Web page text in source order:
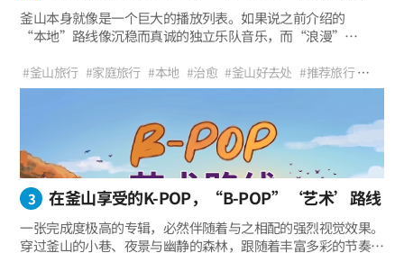
釜山本身就像是一个巨大的播放列表。如果说之前介绍的
“本地”路线像沉稳而真诚的独立乐队音乐，而“浪漫”
（Healing）”路线，则像是一首温暖的原声抒情歌，
安抚着疲惫的心灵。 在繁忙的日常生活中，
纯粹地寻找属于自己的节奏。就像最近的K-POP一样，
在华丽的舞台表演背后，
蕴含着抚慰和治愈听众内心信息的歌曲也深受人们喜爱。
这次B-POP“治愈”路线是一趟稍微远离喧嚣市中心，
追寻森林、水流、古朴传统以及温暖人情味的旅程。
从平静的湖泊出发，经过高山和寺庙，
一直延伸到日常的散步路和充满人情味的市场小巷。
走在这条路上，
高山与水流交融的完美视觉与听觉休息 ‧ 抛开华丽，
充实内心的古朴釜山隐藏魅力 ‧ 卸下心理包袱，遇见完整
“自我”的慰藉时光
#釜山旅行 #家庭旅行 #本地 #治愈 #釜山好去处 #推荐旅行
#国家公园 #山 #湖泊 #登山 #徒步 #散步 #美食之旅
3 在釜山享受的K-POP，“B-POP”‘艺术’路线
一张完成度极高的专辑，必然伴随着与之相配的强烈视觉效果。
穿过釜山的小巷、夜景与幽静的森林，跟随着丰富多彩的节奏，